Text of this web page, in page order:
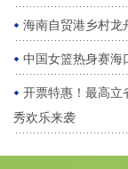
海南自贸港乡村龙
中国女篮热身赛海
开票特惠！最高立
秀欢乐来袭